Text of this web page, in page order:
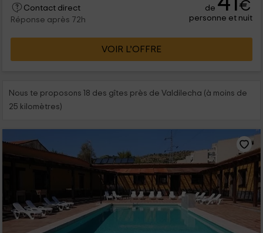
Contact direct
Réponse après 72h
de €
personne et nuit
VOIR L’OFFRE
Nous te proposons 18 des gîtes près de Valdilecha (à moins de
25 kilomètres)